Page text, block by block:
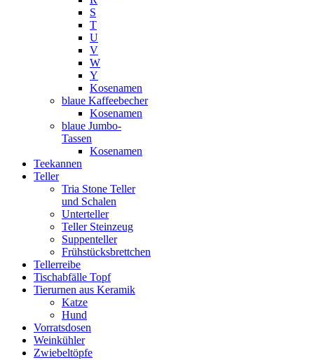
S
T
U
V
W
Y
Kosenamen
blaue Kaffeebecher
Kosenamen
blaue Jumbo-
Tassen
Kosenamen
Teekannen
Teller
Tria Stone Teller
und Schalen
Unterteller
Teller Steinzeug
Suppenteller
Frühstücksbrettchen
Tellerreibe
Tischabfälle Topf
Tierurnen aus Keramik
Katze
Hund
Vorratsdosen
Weinkühler
Zwiebeltöpfe